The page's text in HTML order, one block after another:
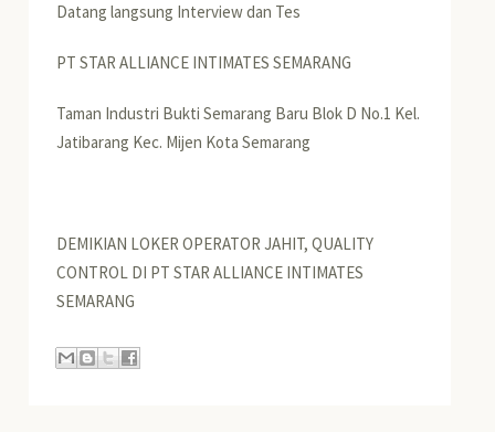
Datang langsung Interview dan Tes
PT STAR ALLIANCE INTIMATES SEMARANG
Taman Industri Bukti Semarang Baru Blok D No.1 Kel.
Jatibarang Kec. Mijen Kota Semarang
DEMIKIAN LOKER OPERATOR JAHIT, QUALITY
CONTROL DI PT STAR ALLIANCE INTIMATES
SEMARANG